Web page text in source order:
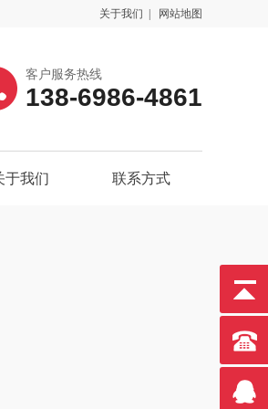
关于我们 网站地图
客户服务热线
138-6986-4861
于我们 联系方式